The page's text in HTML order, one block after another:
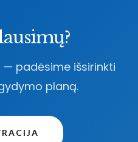
— padėsime išsirinkti
planą.